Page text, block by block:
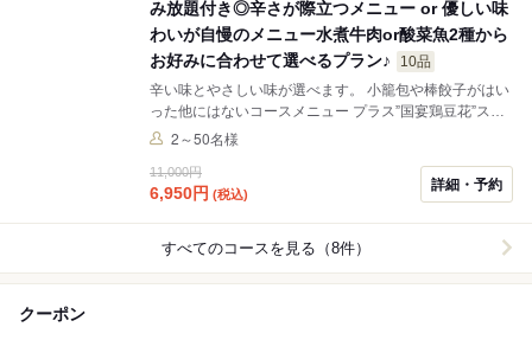
み放題付き◎辛さが際立つメニュー or 優しい味
わいが自慢のメニュー水煮牛肉or酸菜魚2種から
お好みに合わせて選べるプラン♪
10品
辛い味とやさしい味が選べます。 小籠包や棒餃子がはい
った他にはないコースメニュー プラス”国宴鶏豆花”スー
プがまろやかながら、コクもあって美味し上品料理で
2～50名様
11,000円
6,950円 (税込)
詳細・予約
すべてのコースを見る（8件）
クーポン